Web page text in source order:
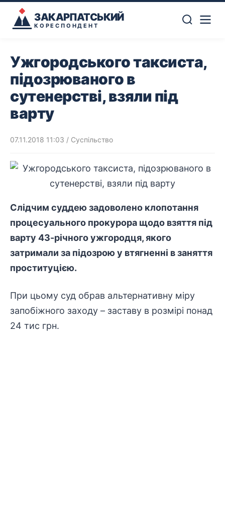
ЗАКАРПАТСЬКИЙ
КОРЕСПОНДЕНТ
Ужгородського таксиста,
підозрюваного в
сутенерстві, взяли під
варту
07.11.2018 11:03 / Суспільство
Слідчим суддею задоволено клопотання
процесуального прокурора щодо взяття під
варту 43-річного ужгородця, якого
затримали за підозрою у втягненні в заняття
проституцією.
При цьому суд обрав альтернативну міру
запобіжного заходу – заставу в розмірі понад
24 тис грн.